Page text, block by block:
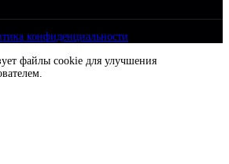
конфиденциальности
файлы cookie для улучшения